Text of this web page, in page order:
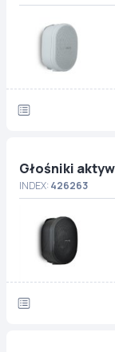
Głośniki
INDEX:426263